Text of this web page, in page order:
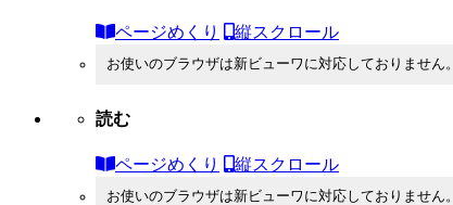
ページめくり 縦スクロール
お使いのブラウザは新ビューワに対応しておりません。
読む
ページめくり 縦スクロール
お使いのブラウザは新ビューワに対応しておりません。